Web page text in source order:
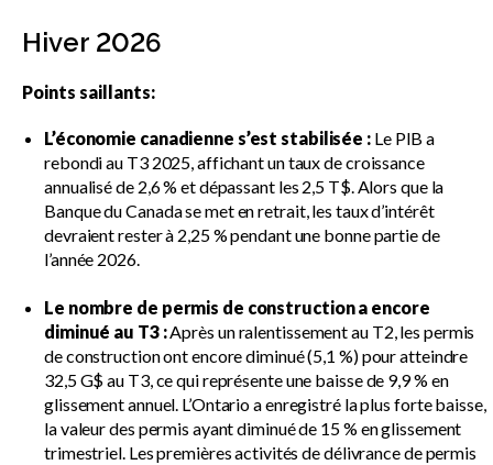
Hiver 2026
Points saillants:
L’économie canadienne s’est stabilisée : Le PIB a
rebondi au T3 2025, affichant un taux de croissance
annualisé de 2,6 % et dépassant les 2,5 T$. Alors que la
Banque du Canada se met en retrait, les taux d’intérêt
devraient rester à 2,25 % pendant une bonne partie de
l’année 2026.
Le nombre de permis de construction a encore
diminué au T3 :Après un ralentissement au T2, les permis
de construction ont encore diminué (5,1 %) pour atteindre
32,5 G$ au T3, ce qui représente une baisse de 9,9 % en
glissement annuel. L’Ontario a enregistré la plus forte baisse,
la valeur des permis ayant diminué de 15 % en glissement
trimestriel. Les premières activités de délivrance de permis